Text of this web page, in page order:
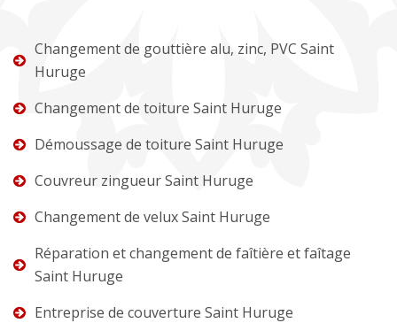
Changement de gouttière alu, zinc, PVC Saint
Huruge
Changement de toiture Saint Huruge
Démoussage de toiture Saint Huruge
Couvreur zingueur Saint Huruge
Changement de velux Saint Huruge
Réparation et changement de faîtière et faîtage
Saint Huruge
Entreprise de couverture Saint Huruge